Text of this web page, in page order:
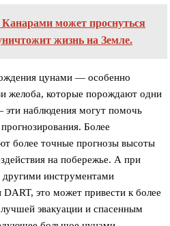
может проснуться
жизнь на Земле.
цунами — особенно
желоба, которые порождают одни
наблюдения могут помочь
Более
более точные прогнозы высоты
на побережье. А при
другими инструментами
это может привести к более
эвакуации и спасенным